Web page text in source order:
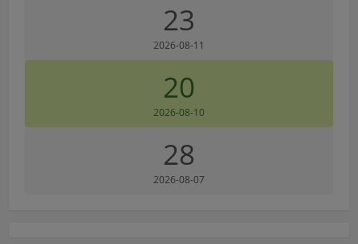
23
2026-08-11
20
2026-08-10
28
2026-08-07